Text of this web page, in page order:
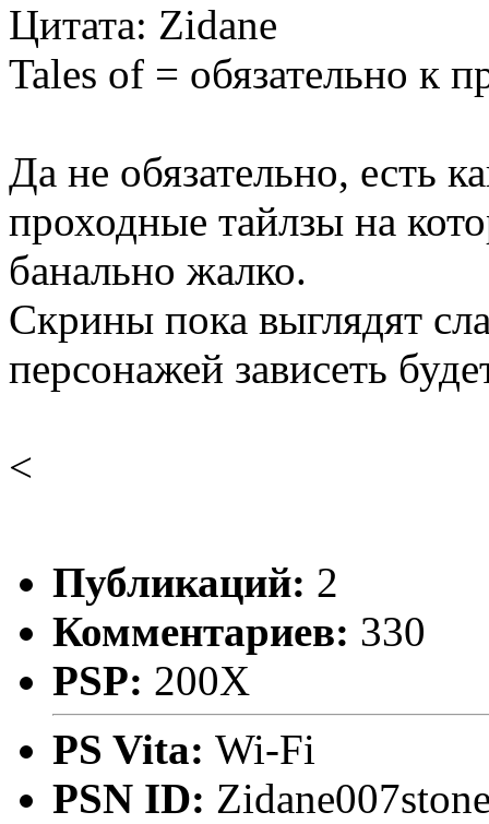
Цитата: Zidane
Tales of = обязательно к
Да не обязательно, есть
проходные тайлзы на
банально жалко.
Скрины пока выглядят
персонажей зависеть
<
Публикаций: 2
Комментариев: 330
PSP: 200X
PS Vita: Wi-Fi
PSN ID: